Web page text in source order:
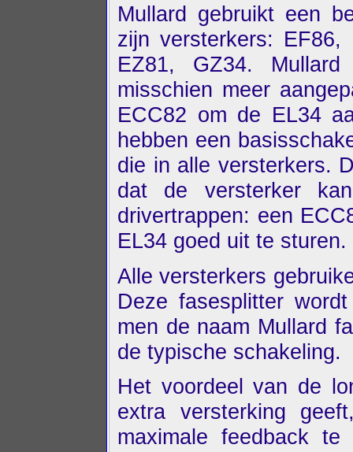
Mullard gebruikt een
zijn versterkers:
EZ81, GZ34.
misschien meer
ECC82 om de EL34
hebben een
die in alle versterkers.
dat de versterker
drivertrappen: een
EL34 goed uit te sturen.
Alle versterkers
Deze fasesplitter
men de naam Mullard
de typische schakeling.
Het voordeel van de
extra versterking
maximale feedback